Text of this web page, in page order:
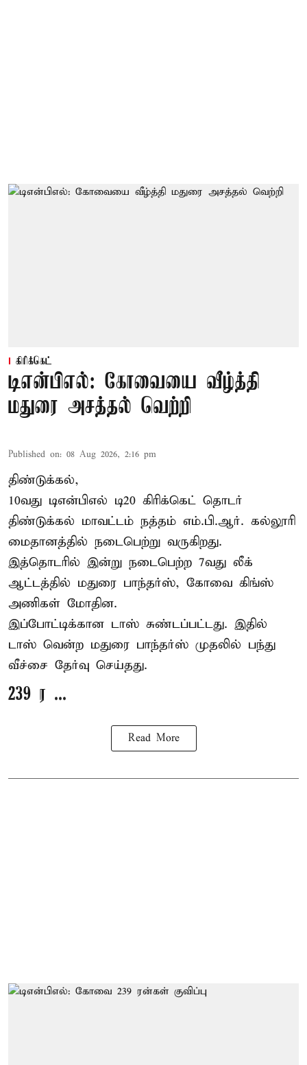
கிரிக்கெட்
டிஎன்பிஎல்: கோவையை வீழ்த்தி
மதுரை அசத்தல் வெற்றி
Published on: 08 Aug 2026, 2:16 pm
திண்டுக்கல்,
10வது டிஎன்பிஎல் டி20 கிரிக்கெட் தொடர்
திண்டுக்கல் மாவட்டம் நத்தம் எம்.பி.ஆர். கல்லூரி
மைதானத்தில் நடைபெற்று வருகிறது.
இத்தொடரில் இன்று நடைபெற்ற 7வது லீக்
ஆட்டத்தில் மதுரை பாந்தர்ஸ், கோவை கிங்ஸ்
அணிகள் மோதின.
இப்போட்டிக்கான டாஸ் சுண்டப்பட்டது. இதில்
டாஸ் வென்ற மதுரை பாந்தர்ஸ் முதலில் பந்து
வீச்சை தேர்வு செய்தது.
239 ர ...
Read More